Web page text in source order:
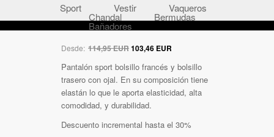
Sport Vestir Vaqueros
Chandal Bermudas
Bañadores
Desde: 114,95 EUR103,46 EUR
Pantalón sport bolsillo francés y bolsillo
trasero con ojal. En su composición tiene
elastán lo que le aporta elasticidad, alta
comodidad, y durabilidad.
Descuento incremental hasta el 30%